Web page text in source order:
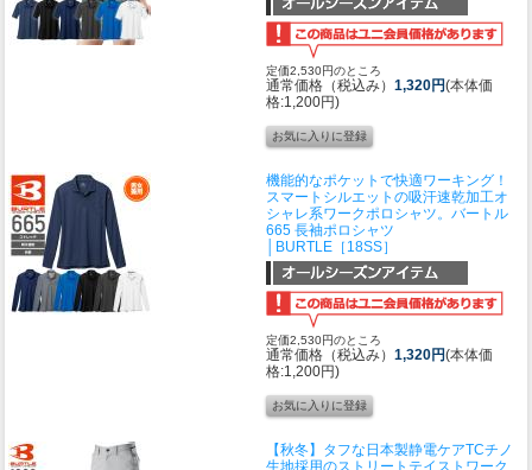
定価2,530円のところ
通常価格（税込み） 1,320円(本体価
格:1,200円)
機能的なポケットで快適ワーキング！
スマートシルエットの吸汗速乾加工オ
シャレ系ワークポロシャツ。 バートル
665 長袖ポロシャツ
│BURTLE［18SS］
定価2,530円のところ
通常価格（税込み） 1,320円(本体価
格:1,200円)
【秋冬】タフな日本製静電ケアTCチノ